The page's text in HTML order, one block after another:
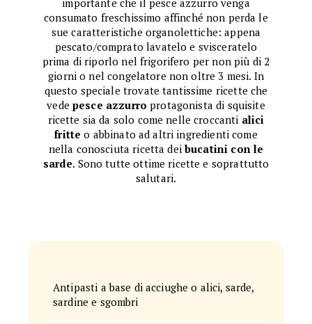
importante che il pesce azzurro venga
consumato freschissimo affinché non perda le
sue caratteristiche organolettiche: appena
pescato/comprato lavatelo e svisceratelo
prima di riporlo nel frigorifero per non più di 2
giorni o nel congelatore non oltre 3 mesi. In
questo speciale trovate tantissime ricette che
vedepesce azzurro protagonista di squisite
ricette sia da solo come nelle croccanti alici
fritte o abbinato ad altri ingredienti come
nella conosciuta ricetta deibucatini con le
sarde. Sono tutte ottime ricette e soprattutto
salutari.
Antipasti a base di acciughe o alici, sarde,
sardine e sgombri